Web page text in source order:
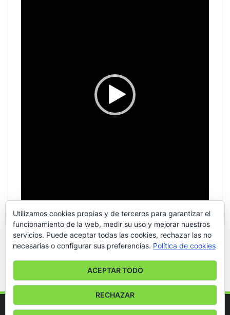
© 2026 - ACTIVA HITS RADIO. All Rights Reserved.
Utilizamos cookies propias y de terceros para garantizar el
funcionamiento de la web, medir su uso y mejorar nuestros
servicios. Puede aceptar todas las cookies, rechazar las no
necesarias o configurar sus preferencias. Política de cookies
ACEPTAR TODO
RECHAZAR